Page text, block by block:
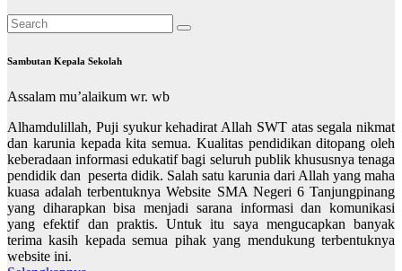
Sambutan Kepala Sekolah
Assalam mu’alaikum wr. wb
Alhamdulillah, Puji syukur kehadirat Allah SWT atas segala nikmat
dan karunia kepada kita semua. Kualitas pendidikan ditopang oleh
keberadaan informasi edukatif bagi seluruh publik khususnya tenaga
pendidik dan peserta didik. Salah satu karunia dari Allah yang maha
kuasa adalah terbentuknya Website SMA Negeri 6 Tanjungpinang
yang diharapkan bisa menjadi sarana informasi dan komunikasi
yang efektif dan praktis. Untuk itu saya mengucapkan banyak
terima kasih kepada semua pihak yang mendukung terbentuknya
website ini.